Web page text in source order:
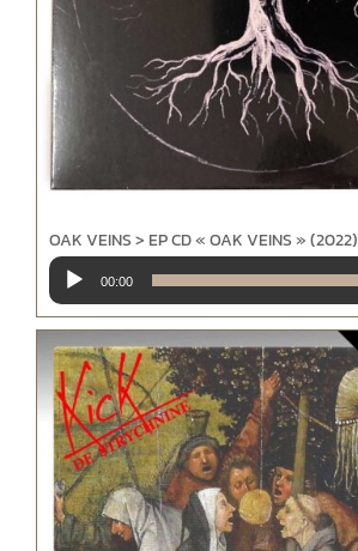
OAK VEINS > EP CD « OAK VEINS » (2022)
Lecteur
audio
00:00